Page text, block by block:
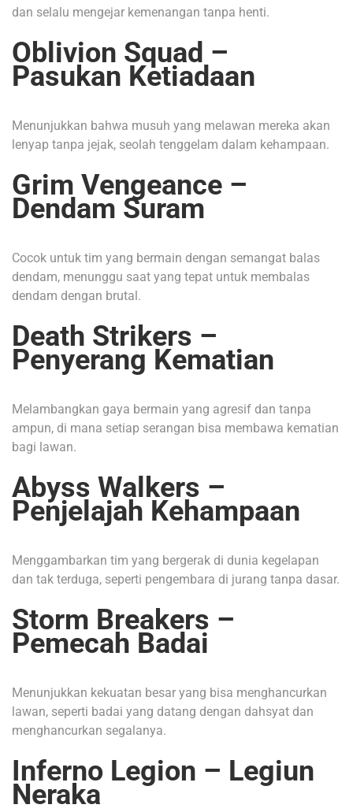
dan selalu mengejar kemenangan tanpa henti.
Oblivion Squad –
Pasukan Ketiadaan
Menunjukkan bahwa musuh yang melawan mereka akan
lenyap tanpa jejak, seolah tenggelam dalam kehampaan.
Grim Vengeance –
Dendam Suram
Cocok untuk tim yang bermain dengan semangat balas
dendam, menunggu saat yang tepat untuk membalas
dendam dengan brutal.
Death Strikers –
Penyerang Kematian
Melambangkan gaya bermain yang agresif dan tanpa
ampun, di mana setiap serangan bisa membawa kematian
bagi lawan.
Abyss Walkers –
Penjelajah Kehampaan
Menggambarkan tim yang bergerak di dunia kegelapan
dan tak terduga, seperti pengembara di jurang tanpa dasar.
Storm Breakers –
Pemecah Badai
Menunjukkan kekuatan besar yang bisa menghancurkan
lawan, seperti badai yang datang dengan dahsyat dan
menghancurkan segalanya.
Inferno Legion – Legiun
Neraka